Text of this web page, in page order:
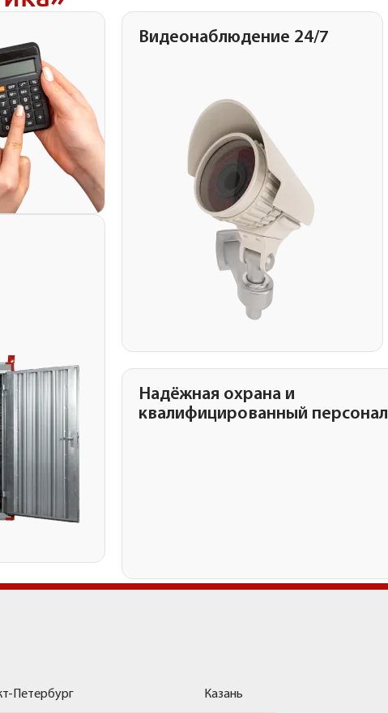
Видеонаблюдение 24/7
Надёжная охрана и
квалифицированный персонал
Петербург Казань